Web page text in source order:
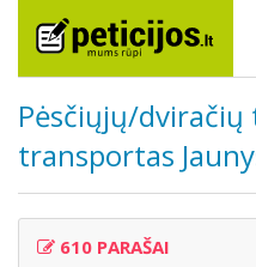
Pėsčiųjų/dviračių
transportas
610 PARAŠAI